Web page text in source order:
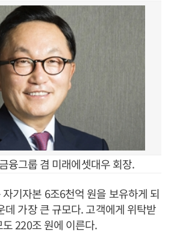
융그룹 겸 미래에셋대우 회장.
기자본 6조6천억 원을 보유하게 되
데 가장 큰 규모다. 고객에게 위탁받
220조 원에 이른다.